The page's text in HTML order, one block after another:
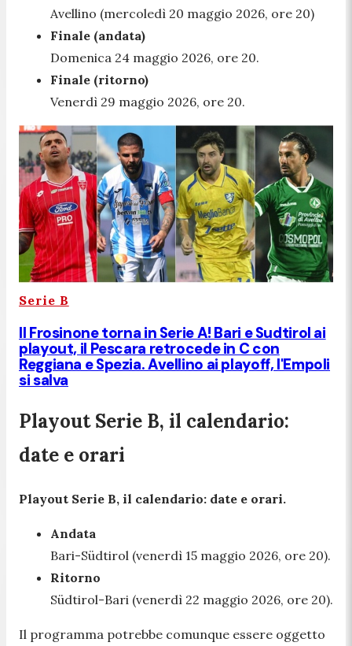
Avellino (mercoledì 20 maggio 2026, ore 20)
Finale (andata)
Domenica 24 maggio 2026, ore 20.
Finale (ritorno)
Venerdì 29 maggio 2026, ore 20.
Serie B
Il Frosinone torna in Serie A! Bari e Sudtirol ai
playout, il Pescara retrocede in C con
Reggiana e Spezia. Avellino ai playoff, l'Empoli
si salva
Playout Serie B, il calendario:
date e orari
Playout Serie B, il calendario: date e orari.
Andata
Bari-Südtirol (venerdì 15 maggio 2026, ore 20).
Ritorno
Südtirol-Bari (venerdì 22 maggio 2026, ore 20).
Il programma potrebbe comunque essere oggetto